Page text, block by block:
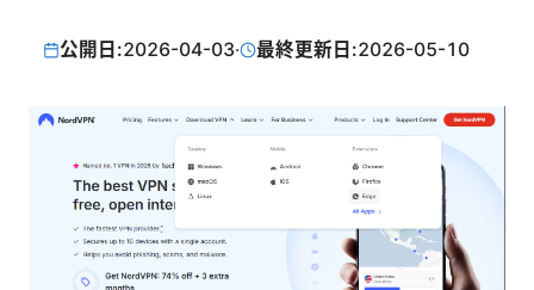
公開日:2026-04-03· 最終更新日:2026-05-10